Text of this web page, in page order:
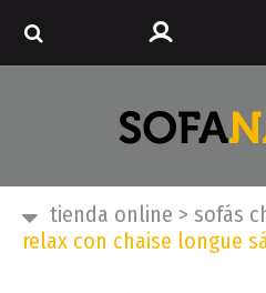
tienda online > sofás
relax con chaise longue